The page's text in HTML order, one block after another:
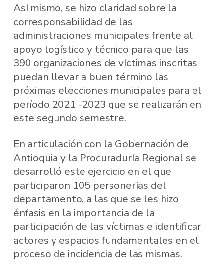
Así mismo, se hizo claridad sobre la
corresponsabilidad de las
administraciones municipales frente al
apoyo logístico y técnico para que las
390 organizaciones de víctimas inscritas
puedan llevar a buen término las
próximas elecciones municipales para el
período 2021 -2023 que se realizarán en
este segundo semestre.
En articulación con la Gobernación de
Antioquia y la Procuraduría Regional se
desarrolló este ejercicio en el que
participaron 105 personerías del
departamento, a las que se les hizo
énfasis en la importancia de la
participación de las víctimas e identificar
actores y espacios fundamentales en el
proceso de incidencia de las mismas.